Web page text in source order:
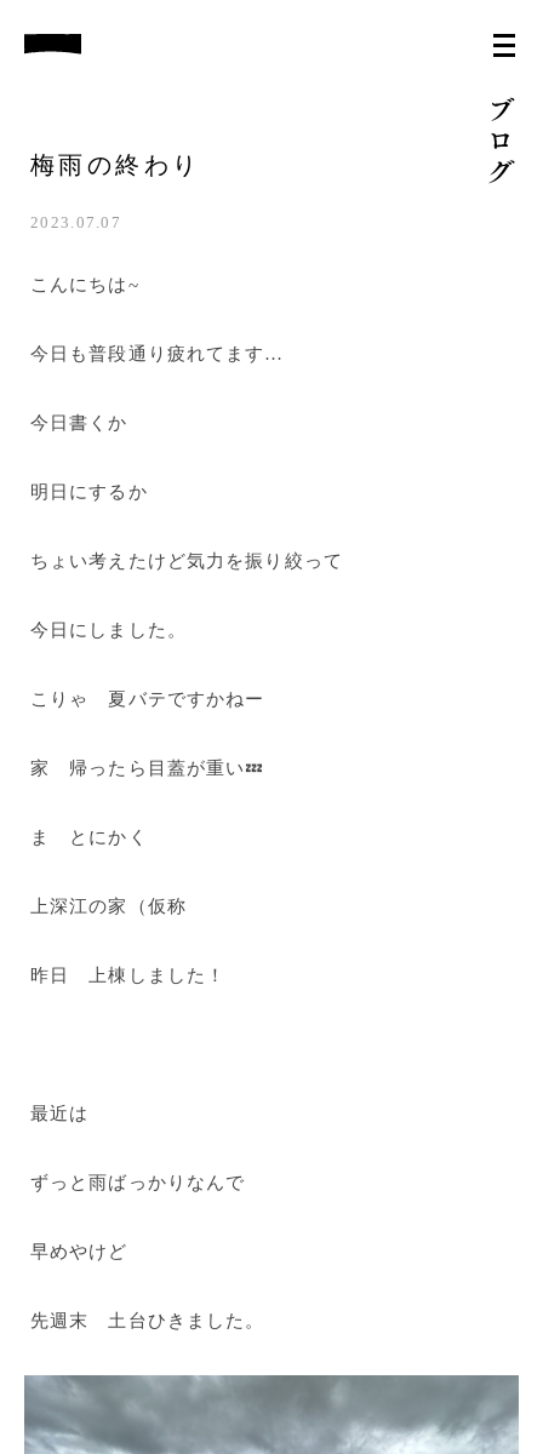
梅雨の終わり
2023.07.07
こんにちは~
今日も普段通り疲れてます…
今日書くか
明日にするか
ちょい考えたけど気力を振り絞って
今日にしました。
こりゃ 夏バテですかねー
家 帰ったら目蓋が重い💤
ま とにかく
上深江の家（仮称
昨日 上棟しました！
最近は
ずっと雨ばっかりなんで
早めやけど
先週末 土台ひきました。